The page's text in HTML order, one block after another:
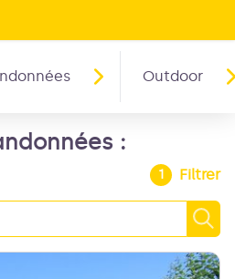
Outdoor
:
1 Filtrer